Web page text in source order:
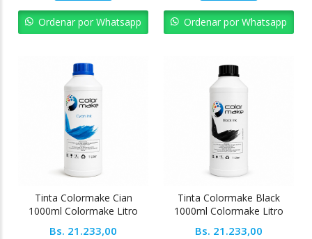
Ordenar por Whatsapp Ordenar por Whatsapp
Tinta Colormake Cian
1000ml Colormake Litro
Bs. 21.233,00
Tinta Colormake Black
1000ml Colormake Litro
Bs. 21.233,00